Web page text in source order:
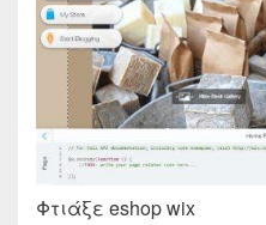
Φτιάξε eshop wix